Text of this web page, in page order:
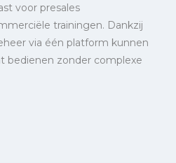
voor presales
trainingen. Dankzij
via één platform kunnen
bedienen zonder complexe